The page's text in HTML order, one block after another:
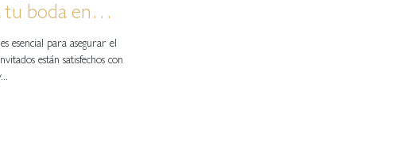
boda en
esencial para asegurar el